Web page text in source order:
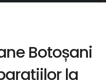
Botoșani
la